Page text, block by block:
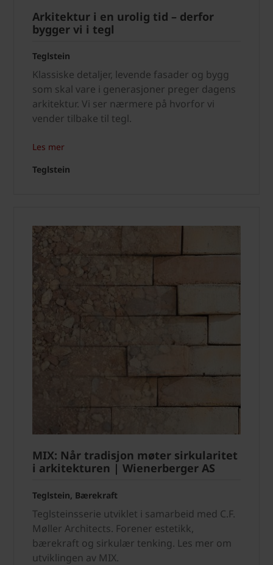
Arkitektur i en urolig tid – derfor
bygger vi i tegl
Teglstein
Klassiske detaljer, levende fasader og bygg
som skal vare i generasjoner preger dagens
arkitektur. Vi ser nærmere på hvorfor vi
vender tilbake til tegl.
Les mer
Teglstein
MIX: Når tradisjon møter sirkularitet
i arkitekturen | Wienerberger AS
Teglstein, Bærekraft
Teglsteinsserie utviklet i samarbeid med C.F.
Møller Architects. Forener estetikk,
bærekraft og sirkulær tenking. Les mer om
utviklingen av MIX.